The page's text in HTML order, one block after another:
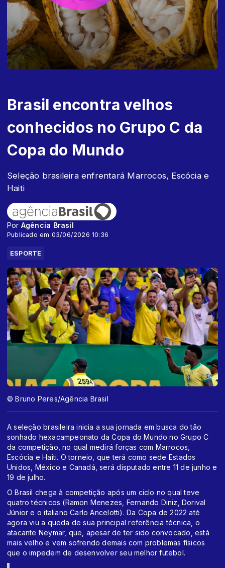
Brasil encontra velhos
conhecidos no Grupo C da
Copa do Mundo
Seleção brasileira enfrentará Marrocos, Escócia e
Haiti
Por Agência Brasil
Publicado em 03/06/2026 10:36
ESPORTE
© Bruno Peres/Agência Brasil
A seleção brasileira inicia a sua jornada em busca do tão
sonhado hexacampeonato da Copa do Mundo no Grupo C
da competição, no qual medirá forças com Marrocos,
Escócia e Haiti. O torneio, que terá como sede Estados
Unidos, México e Canadá, será disputado entre 11 de junho e
19 de julho.
O Brasil chega à competição após um ciclo no qual teve
quatro técnicos (Ramon Menezes, Fernando Diniz, Dorival
Júnior e o italiano Carlo Ancelotti). Da Copa de 2022 até
agora viu a queda de sua principal referência técnica, o
atacante Neymar, que, apesar de ter sido convocado, está
mais velho e vem sofrendo demais com problemas físicos
que o impedem de desenvolver seu melhor futebol.